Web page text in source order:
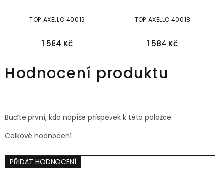
TOP AXELLO 40019
1 584 Kč
TOP AXELLO 40018
1 584 Kč
Hodnocení produktu
Buďte první, kdo napíše příspěvek k této položce.
Celkové hodnocení
PŘIDAT HODNOCENÍ